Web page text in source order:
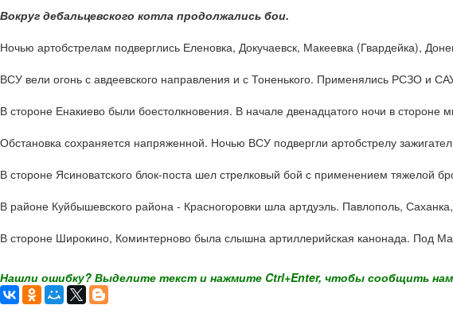
Вокруг дебальцевского котла продолжались бои.
Ночью артобстрелам подверглись Еленовка, Докучаевск, Макеевка (Гвардейка),
ВСУ вели огонь с авдеевского направления и с Тоненького. Применялись РСЗО и
В стороне Енакиево были боестолкновения. В начале двенадцатого ночи в
Обстановка сохраняется напряженной. Ночью ВСУ подвергли артобстрелу
В стороне Ясиноватского блок-поста шел стрелковый бой с применением тяжелой
В районе Куйбышевского района - Красногоровки шла артдуэль. Павлополь,
В стороне Широкино, Коминтерново была слышна артиллерийская канонада. Под
Нашли ошибку? Выделите текст и нажмите Ctrl+Enter, чтобы сообщить нам